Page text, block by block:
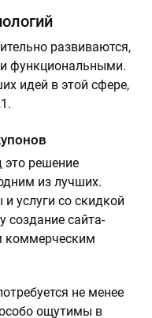
развиваются,
функциональными.
идей в этой сфере,
это решение
из лучших.
услуги со скидкой
создание сайта-
коммерческим
не менее
ощутимы в